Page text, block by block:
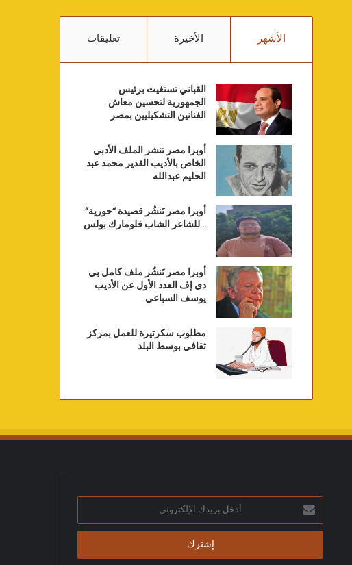
الأشهر الأخيرة تعليقات
القباني تستغيث برئيس
الجمهورية لتحسين معاش
الفنانين التشكيليين بمصر
أوبرا مصر تنشر الملف الأدبي
الخاص بالأديب القدير محمد عبد
الحليم عبدالله
أوبرا مصر تَنشُر قصيدة “حورية”
.. للشاعر الشاب فلومارك بولس
أوبرا مصر تَنشُر ملف كامل بي
دي إف العدد الأول عن الأديب
يوسف السباعي
مطلوب سكرتيرة للعمل بمركز
ثقافي بوسط البلد
أدخل
بريدك
الإلكتروني